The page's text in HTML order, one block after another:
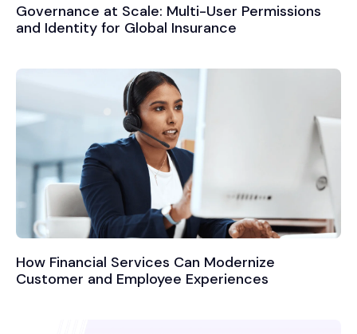
Governance at Scale: Multi-User Permissions
and Identity for Global Insurance
How Financial Services Can Modernize
Customer and Employee Experiences